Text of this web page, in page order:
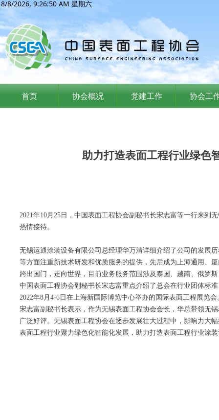
首页 协会概况 党建工作 协会工
8/8/2026, 9:26:50 AM 星期六
助力打造表面工程行业绿
2021年10月25日，中国表面工程协会副秘书长宋志富等一行来到
热情接待。
无锡运通涂装设备有限公司总经理华万清详细介绍了公司的发展
等方面注重新技术研发和优质服务的提供，先后成为上海通用、
跨出国门，走向世界，目前业务服务范围涉及泰国、越南、俄罗
中国表面工程协会副秘书长宋志富重点介绍了总会在行业团体标
2022年8月4-6日在上海新国际博览中心举办的国际表面工程展览会
宋志富副秘书长表示，作为无锡表面工程协会会长，华总带领无
广泛好评。无锡表面工程协会在逐步发展壮大过程中，影响力大
表面工程行业聚力绿色化智能化发展，助力打造表面工程行业涂